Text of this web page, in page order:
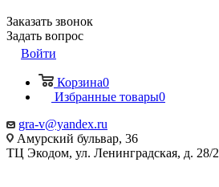
Заказать звонок
Задать вопрос
Войти
Корзина0
Избранные товары0
gra-v@yandex.ru
Амурский бульвар, 36
ТЦ Экодом, ул. Ленинградская, д. 28/2